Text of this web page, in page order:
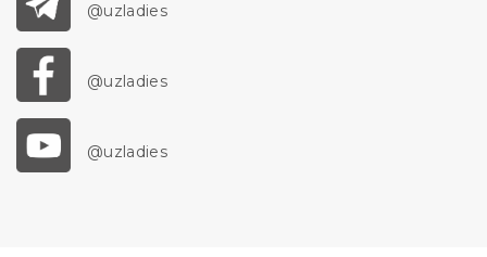
@uzladies
@uzladies
@uzladies